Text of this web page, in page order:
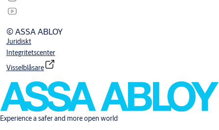
© ASSA ABLOY
Juridiskt
Integritetscenter
Visselblåsare
Experience a safer and more open world